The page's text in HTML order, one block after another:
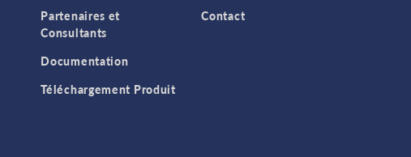
Partenaires et
Consultants
Documentation
Téléchargement Produit
Contact